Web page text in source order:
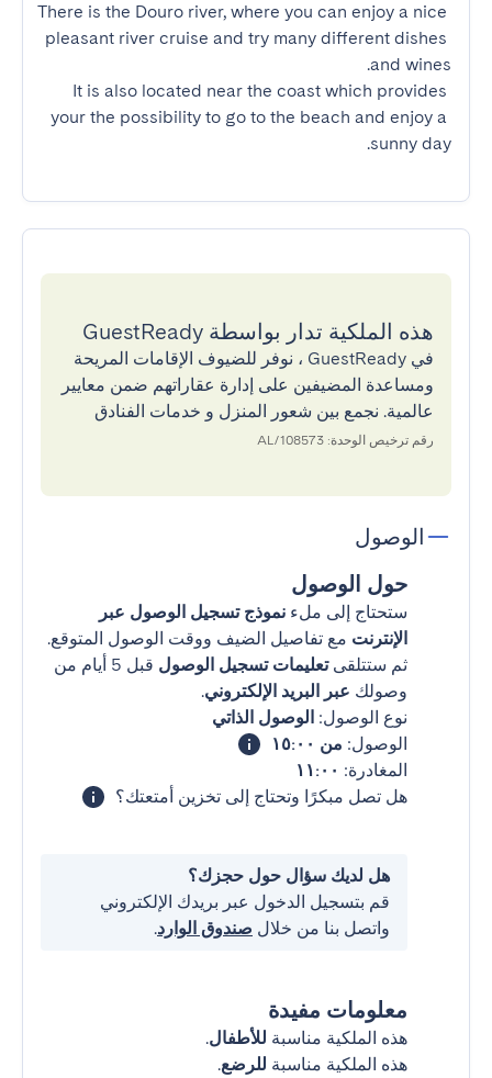
There is the Douro river, where you can enjoy a nice
pleasant river cruise and try many different dishes
It is also located near the coast which provides
your the possibility to go to the beach and enjoy a
sunny day.
هذه الملكية تدار بواسطة GuestReady
في GuestReady ، نوفر للضيوف الإقامات المريحة
ومساعدة المضيفين على إدارة عقاراتهم ضمن معايير
عالمية. نجمع بين شعور المنزل و خدمات الفنادق
رقم ترخيص الوحدة: 108573/AL
الوصول
حول الوصول
ستحتاج إلى ملء نموذج تسجيل الوصول عبر
الإنترنت مع تفاصيل الضيف ووقت الوصول المتوقع.
ثم ستتلقىتعليمات تسجيل الوصول
قبل 5 أيام من
وصولك عبر البريد الإلكتروني.
نوع الوصول: الوصول الذاتي
الوصول: من ١٥:٠٠
المغادرة: ١١:٠٠
هل تصل مبكرًا وتحتاج إلى تخزين أمتعتك؟
هل لديك سؤال حول حجزك؟
قم بتسجيل الدخول عبر بريدك الإلكتروني
واتصل بنا من خلال صندوق الوارد.
معلومات مفيدة
هذه الملكية مناسبة للأطفال.
هذه الملكية مناسبة للرضع.